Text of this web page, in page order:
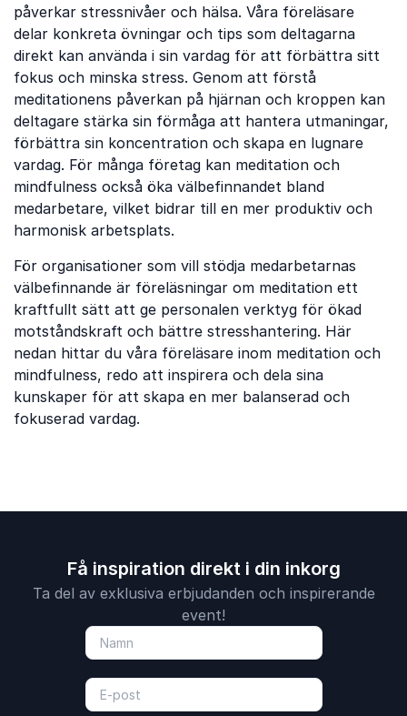
påverkar stressnivåer och hälsa. Våra föreläsare
delar konkreta övningar och tips som deltagarna
direkt kan använda i sin vardag för att förbättra sitt
fokus och minska stress. Genom att förstå
meditationens påverkan på hjärnan och kroppen kan
deltagare stärka sin förmåga att hantera utmaningar,
förbättra sin koncentration och skapa en lugnare
vardag. För många företag kan meditation och
mindfulness också öka välbefinnandet bland
medarbetare, vilket bidrar till en mer produktiv och
harmonisk arbetsplats.
För organisationer som vill stödja medarbetarnas
välbefinnande är föreläsningar om meditation ett
kraftfullt sätt att ge personalen verktyg för ökad
motståndskraft och bättre stresshantering. Här
nedan hittar du våra föreläsare inom meditation och
mindfulness, redo att inspirera och dela sina
kunskaper för att skapa en mer balanserad och
fokuserad vardag.
Få inspiration direkt i din inkorg
Ta del av exklusiva erbjudanden och inspirerande
event!